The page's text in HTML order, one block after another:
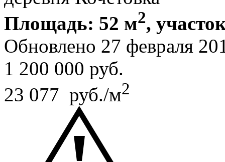
Площадь: 52 м2,
Обновлено 27 февраля
1 200 000 руб.
23 077 руб./м2